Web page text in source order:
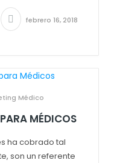
febrero 16, 2018
Médico
MÉDICOS
ha cobrado tal
son un referente